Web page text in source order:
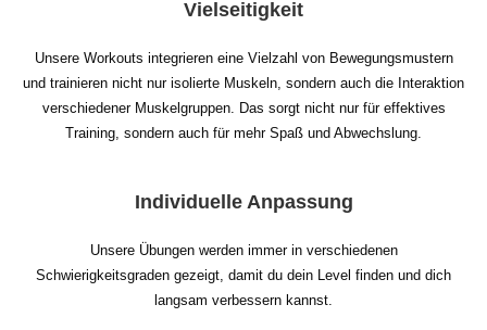
Vielseitigkeit
Unsere Workouts integrieren eine Vielzahl von Bewegungsmustern
und trainieren nicht nur isolierte Muskeln, sondern auch die Interaktion
verschiedener Muskelgruppen. Das sorgt nicht nur für effektives
Training, sondern auch für mehr Spaß und Abwechslung.
Individuelle Anpassung
Unsere Übungen werden immer in verschiedenen
Schwierigkeitsgraden gezeigt, damit du dein Level finden und dich
langsam verbessern kannst.